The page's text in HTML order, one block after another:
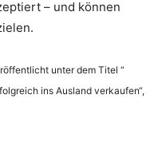
– und können
unter dem Titel “
ins Ausland verkaufen“,